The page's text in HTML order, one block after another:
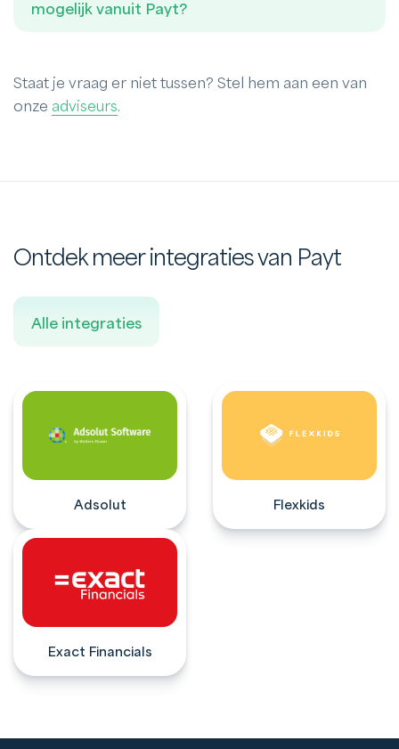
mogelijk vanuit Payt?
Staat je vraag er niet tussen? Stel hem aan een van
onze adviseurs.
Ontdek meer integraties van Payt
Alle integraties
Adsolut Flexkids
Exact Financials